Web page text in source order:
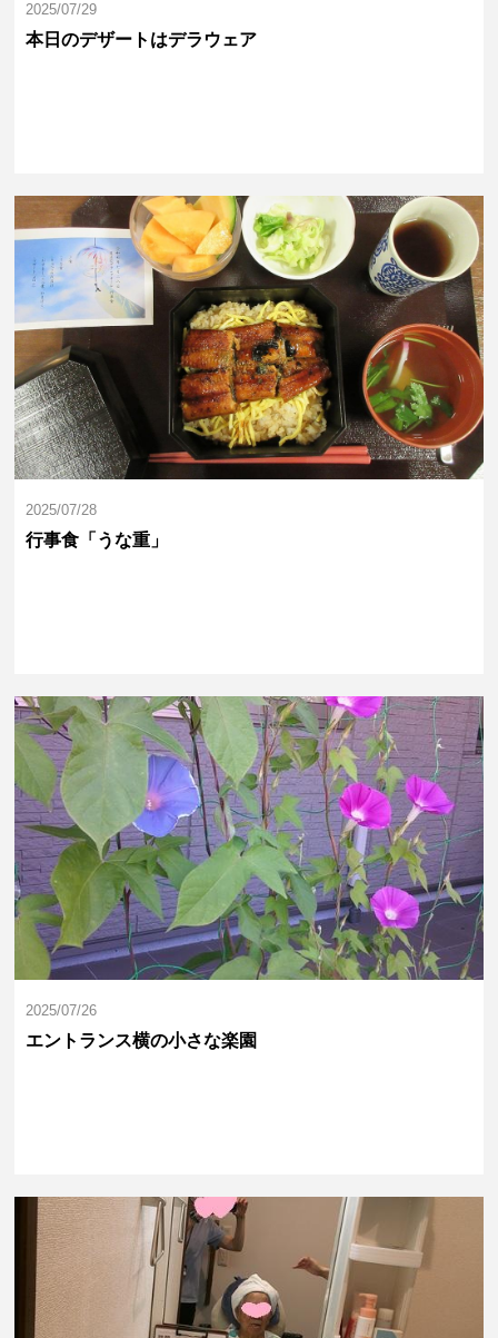
2025/07/29
本日のデザートはデラウェア
2025/07/28
行事食「うな重」
2025/07/26
エントランス横の小さな楽園